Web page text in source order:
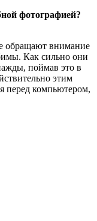
фотографией?
обращают внимание
Как сильно они
поймав это в
этим
перед компьютером,